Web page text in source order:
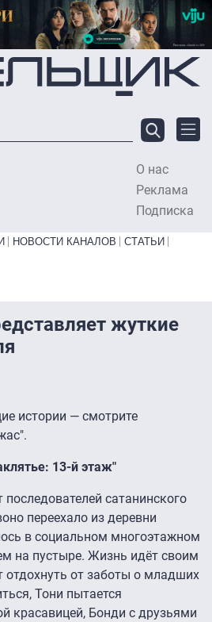
О нас
Реклама
Подписка
НОВОСТИ КАНАЛОВ
СТАТЬИ
жуткие
истории — смотрите
13-й этаж"
сатанинского
переехало из деревни
в социальном многоэтажном
на пустыре. Жизнь идёт своим
отдохнуть от заботы о младших
Тони пытается
красавицей, Бонди с друзьями